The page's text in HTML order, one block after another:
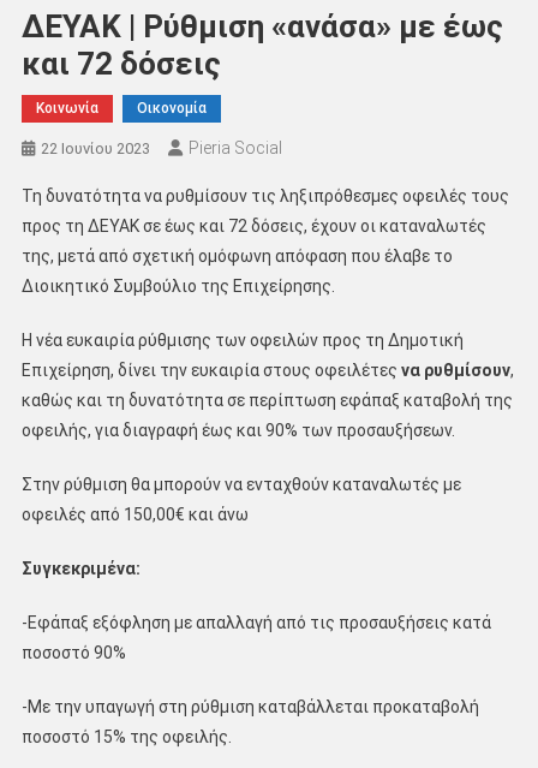
ΔΕΥΑΚ | Ρύθμιση «ανάσα» με έως
και 72 δόσεις
Κοινωνία Οικονομία
22 Ιουνίου 2023 Pieria Social
Τη δυνατότητα να ρυθμίσουν τις ληξιπρόθεσμες οφειλές τους
προς τη ΔΕΥΑΚ σε έως και 72 δόσεις, έχουν οι καταναλωτές
της, μετά από σχετική ομόφωνη απόφαση που έλαβε το
Διοικητικό Συμβούλιο της Επιχείρησης.
Η νέα ευκαιρία ρύθμισης των οφειλών προς τη Δημοτική
Επιχείρηση, δίνει την ευκαιρία στους οφειλέτες να ρυθμίσουν,
καθώς και τη δυνατότητα σε περίπτωση εφάπαξ καταβολή της
οφειλής, για διαγραφή έως και 90% των προσαυξήσεων.
Στην ρύθμιση θα μπορούν να ενταχθούν καταναλωτές με
οφειλές από 150,00€ και άνω
Συγκεκριμένα:
-Εφάπαξ εξόφληση με απαλλαγή από τις προσαυξήσεις κατά
ποσοστό 90%
-Με την υπαγωγή στη ρύθμιση καταβάλλεται προκαταβολή
ποσοστό 15% της οφειλής.